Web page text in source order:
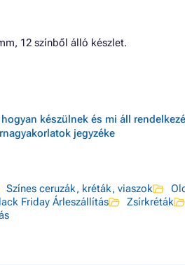
12 színből álló készlet.
készülnek és mi áll
jegyzéke
Színes ceruzák, kréták, viaszok
Friday Árleszállítás
Zsírkréták